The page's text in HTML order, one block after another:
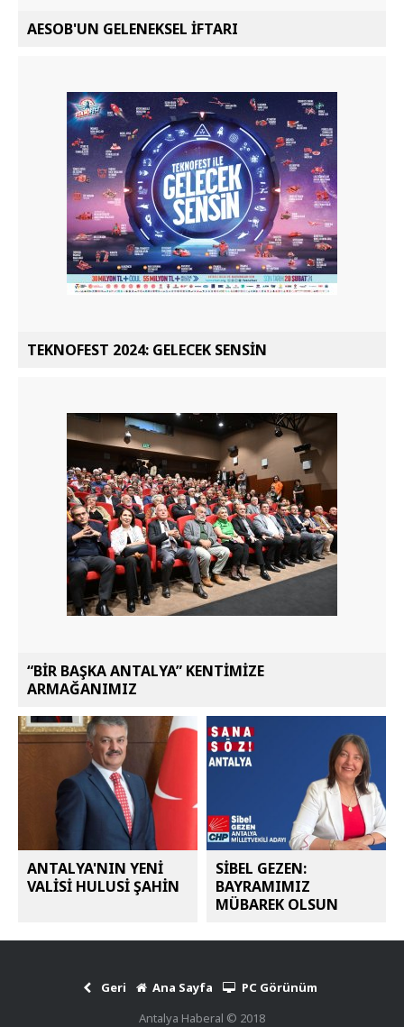
AESOB'UN GELENEKSEL İFTARI
TEKNOFEST 2024: GELECEK SENSİN
“BİR BAŞKA ANTALYA” KENTİMİZE
ARMAĞANIMIZ
ANTALYA'NIN YENİ
VALİSİ HULUSİ ŞAHİN
SİBEL GEZEN:
BAYRAMIMIZ
MÜBAREK OLSUN
Geri Ana Sayfa
PC Görünüm
Antalya Haberal © 2018